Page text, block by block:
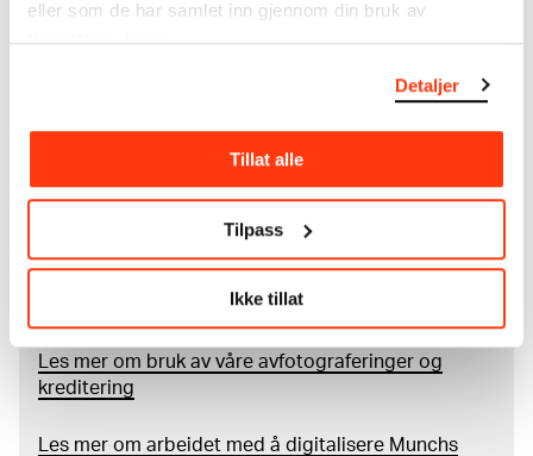
eller som de har samlet inn gjennom din bruk av
tjenestene deres.
Detaljer
Tillat alle
Tilpass
Ikke tillat
forbehold om at feil kan forekomme.
museumsobjekter, inkludert nærmere 27 000 unike
kommune i 1940, rommer museet også samlingene
til Rolf Stenersen, Amaldus Nielsen og Ludvig O.
Merom MUNCHssamling
Les mer om bruk av våre avfotograferinger og
kreditering
Les mer om arbeidet med å digitalisere Munchs